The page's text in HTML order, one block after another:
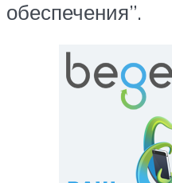
обеспечения”.